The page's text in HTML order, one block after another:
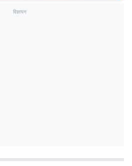
विज्ञापन